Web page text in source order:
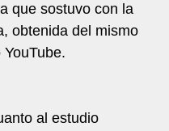
que sostuvo con la
obtenida del mismo
al estudio